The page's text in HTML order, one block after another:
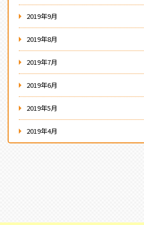
2019年9月
2019年8月
2019年7月
2019年6月
2019年5月
2019年4月